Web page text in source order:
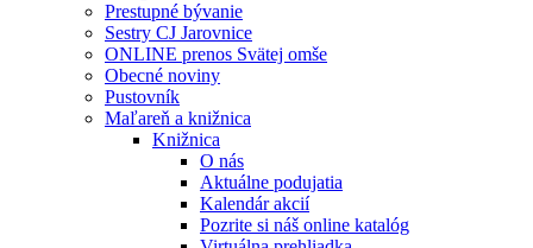
Prestupné bývanie
Sestry CJ Jarovnice
ONLINE prenos Svätej omše
Obecné noviny
Pustovník
Maľareň a knižnica
Knižnica
O nás
Aktuálne podujatia
Kalendár akcií
Pozrite si náš online katalóg